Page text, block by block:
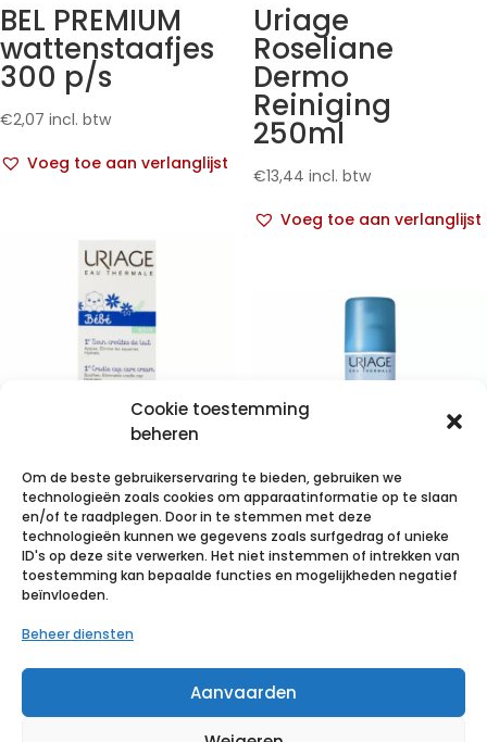
Cookie toestemming
beheren
Om de beste gebruikerservaring te bieden, gebruiken we
technologieën zoals cookies om apparaatinformatie op te slaan
en/of te raadplegen. Door in te stemmen met deze
technologieën kunnen we gegevens zoals surfgedrag of unieke
ID's op deze site verwerken. Het niet instemmen of intrekken van
toestemming kan bepaalde functies en mogelijkheden negatief
beïnvloeden.
Beheer diensten
Aanvaarden
BEL PREMIUM
wattenstaafjes
300 p/s
€2,07 incl. btw
Voeg toe aan verlanglijst
Uriage
Roseliane
Dermo
Reiniging
250ml
€13,44 incl. btw
Voeg toe aan verlanglijst
Uriage Bb
Creme
Melkkorstjes
Tube 40ml
Voeg toe aan verlanglijst
Uriage Eau
Thermale Spray
Voeg toe aan verlanglijst